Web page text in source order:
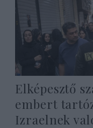
Elképesztő
embert
Izraelnek